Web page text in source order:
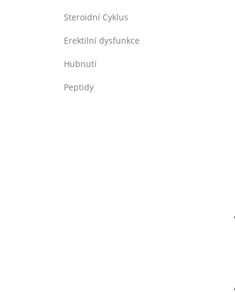
Steroidní Cyklus
Erektilní dysfunkce
Hubnutí
Peptidy